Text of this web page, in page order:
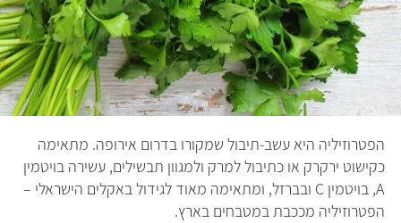
הפטרוזיליה היא עשב-תיבול שמקורו בדרום אירופה. מתאימה
כקישוט ירקרק או כתיבול למרק ולמגוון תבשילים, עשירה בויטמין
A, בויטמין C ובברזל, ומתאימה מאוד לגידול באקלים הישראלי –
הפטרוזיליה מככבת במטבחים בארץ.